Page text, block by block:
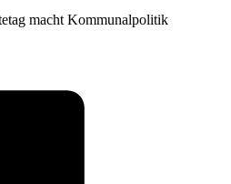
macht Kommunalpolitik